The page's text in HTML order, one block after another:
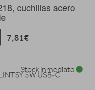
cuchillas acero
7,81€
Stock inmediato